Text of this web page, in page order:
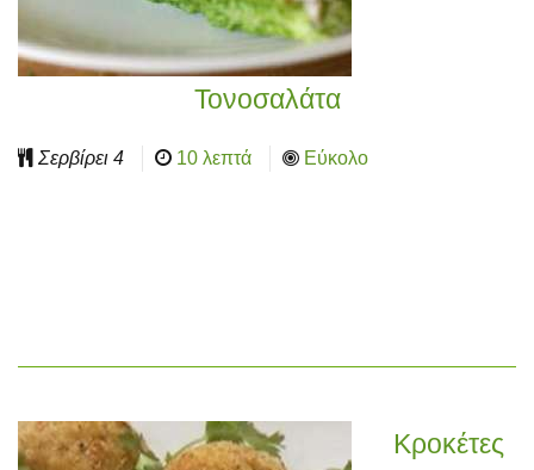
Τονοσαλάτα
Σερβίρει 4 10 λεπτά Εύκολο
Κροκέτες